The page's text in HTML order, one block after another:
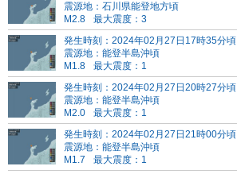
震源地：石川県能登地方頃
M2.8
最大震度：3
発生時刻：2024年02月27日17時35分頃
震源地：能登半島沖頃
M1.8
最大震度：1
発生時刻：2024年02月27日20時27分頃
震源地：能登半島沖頃
M2.0
最大震度：1
発生時刻：2024年02月27日21時00分頃
震源地：能登半島沖頃
M1.7
最大震度：1